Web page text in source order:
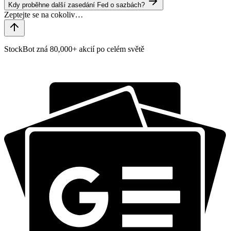
Kdy proběhne další zasedání Fed o sazbách?
StockBot zná 80,000+ akcií po celém světě